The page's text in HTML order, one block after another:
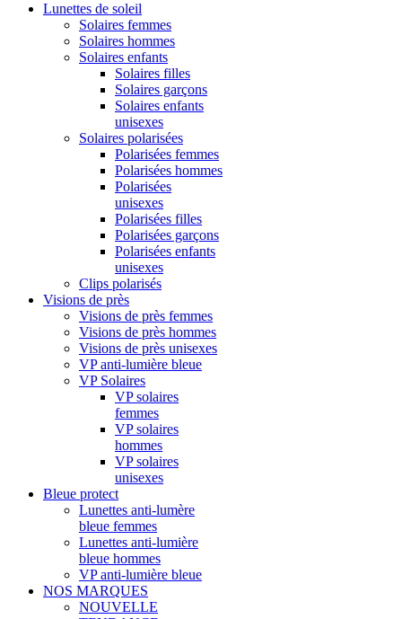
Lunettes de soleil
Solaires femmes
Solaires hommes
Solaires enfants
Solaires filles
Solaires garçons
Solaires enfants
unisexes
Solaires polarisées
Polarisées femmes
Polarisées hommes
Polarisées
unisexes
Polarisées filles
Polarisées garçons
Polarisées enfants
unisexes
Clips polarisés
Visions de près
Visions de près femmes
Visions de près hommes
Visions de près unisexes
VP anti-lumière bleue
VP Solaires
VP solaires
femmes
VP solaires
hommes
VP solaires
unisexes
Bleue protect
Lunettes anti-lumère
bleue femmes
Lunettes anti-lumière
bleue hommes
VP anti-lumière bleue
NOS MARQUES
NOUVELLE